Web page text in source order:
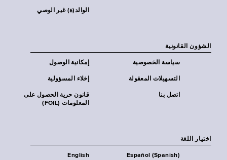
الوالد(ة) غير الوصي
الشؤون القانونية
إمكانية الوصول سياسة الخصوصية
إخلاء المسؤولية التسهيلات المعقولة
قانون حرية الحصول على
المعلومات (FOIL)
اتصل بنا
اختيار اللغة
English Español (Spanish)